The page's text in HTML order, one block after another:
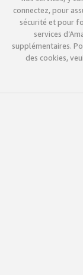
connectez, pour
sécurité et pour
services
supplémentaires.
des cookies,